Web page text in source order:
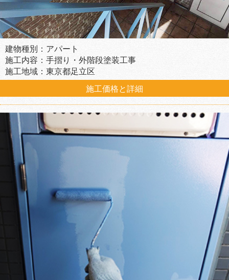
建物種別：アパート
施工内容：手摺り・外階段塗装工事
施工地域：東京都足立区
施工価格と詳細